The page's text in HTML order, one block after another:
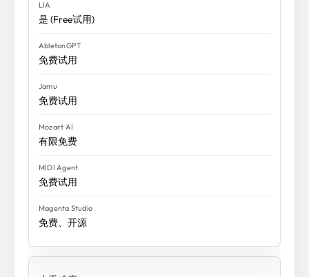
是 (Free试用)
免费试用
免费试用
有限免费
免费试用
免费、开源